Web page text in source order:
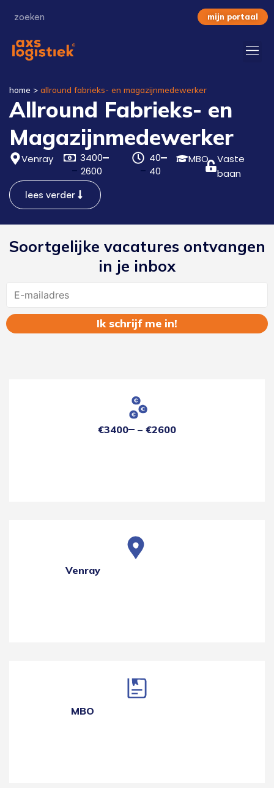
mijn portaal
home > allround fabrieks- en magazijnmedewerker
Allround Fabrieks- en
Magazijnmedewerker
Venray
3400
2600
40
40
MBO
Vaste
baan
lees verder
Soortgelijke vacatures ontvangen
in je inbox
€3400 €2600
Venray
MBO